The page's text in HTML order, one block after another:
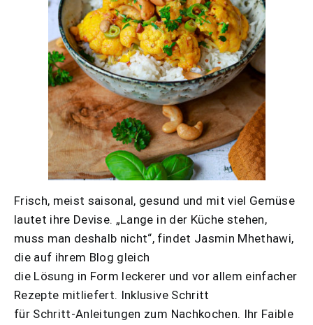
Frisch, meist saisonal, gesund und mit viel Gemüse
lautet ihre Devise. „Lange in der Küche stehen,
muss man deshalb nicht“, findet Jasmin Mhethawi,
die auf ihrem Blog gleich
die Lösung in Form leckerer und vor allem einfacher
Rezepte mitliefert. Inklusive Schritt
für Schritt-Anleitungen zum Nachkochen. Ihr Faible